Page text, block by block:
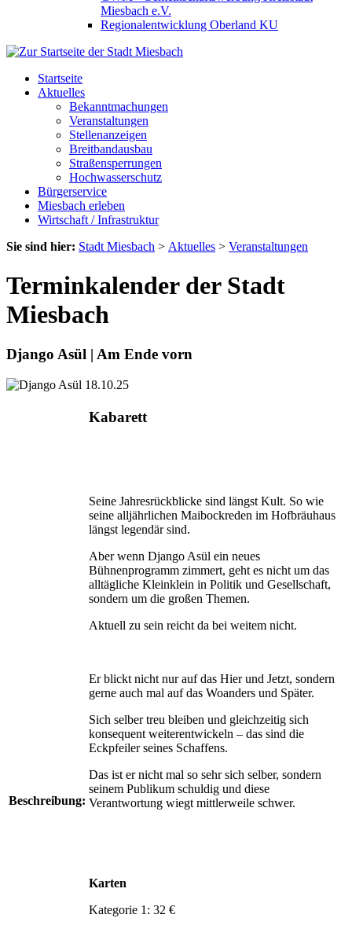
Miesbach e.V.
Regionalentwicklung Oberland KU
Startseite
Aktuelles
Bekanntmachungen
Veranstaltungen
Stellenanzeigen
Breitbandausbau
Straßensperrungen
Hochwasserschutz
Bürgerservice
Miesbach erleben
Wirtschaft / Infrastruktur
Sie sind hier: Stadt Miesbach > Aktuelles > Veranstaltungen
Terminkalender der Stadt
Miesbach
Django Asül | Am Ende vorn
Beschreibung:
Kabarett
Seine Jahresrückblicke sind längst Kult. So wie
seine alljährlichen Maibockreden im Hofbräuhaus
längst legendär sind.
Aber wenn Django Asül ein neues
Bühnenprogramm zimmert, geht es nicht um das
alltägliche Kleinklein in Politik und Gesellschaft,
sondern um die großen Themen.
Aktuell zu sein reicht da bei weitem nicht.
Er blickt nicht nur auf das Hier und Jetzt, sondern
gerne auch mal auf das Woanders und Später.
Sich selber treu bleiben und gleichzeitig sich
konsequent weiterentwickeln – das sind die
Eckpfeiler seines Schaffens.
Das ist er nicht mal so sehr sich selber, sondern
seinem Publikum schuldig und diese
Verantwortung wiegt mittlerweile schwer.
Karten
Kategorie 1: 32 €